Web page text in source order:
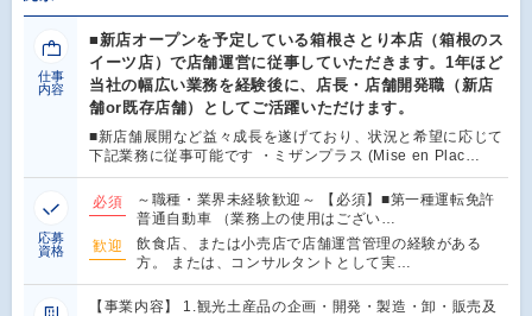
仕事
内容
■新店オープンを予定している箱根さとり本店（箱根のス
イーツ店）で店舗運営に従事していただきます。1年ほど
当社の幅広い業務を経験後に、店長・店舗開発職（新店
舗or既存店舗）としてご活躍いただけます。
■新店舗展開など益々成長を遂げており、状況と希望に応じて
下記業務に従事可能です ・ミザンプラス (Mise en Plac…
応募
資格
必須
～職種・業界未経験歓迎～ 【必須】■第一種運転免許
普通自動車 （業務上の使用はござい…
歓迎
飲食店、または小売店で店舗運営管理の経験がある
方。 または、コンサルタントとして実…
【事業内容】 1.観光土産品の企画・開発・製造・卸・販売及